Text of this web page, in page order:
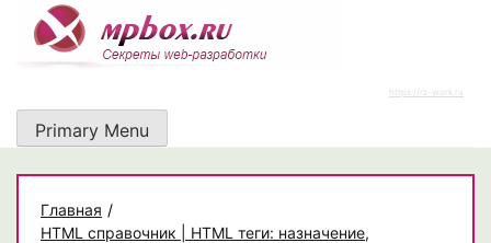
content
https://rz-work.ru
Primary Menu
Главная /
HTML справочник | HTML теги: назначение,